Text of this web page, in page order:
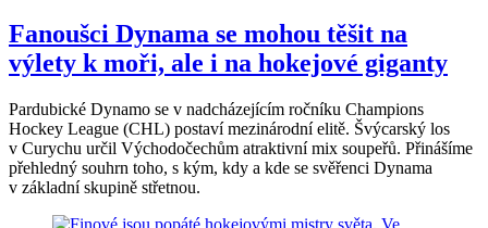
Fanoušci Dynama se mohou těšit na
výlety k moři, ale i na hokejové giganty
Pardubické Dynamo se v nadcházejícím ročníku Champions
Hockey League (CHL) postaví mezinárodní elitě. Švýcarský los
v Curychu určil Východočechům atraktivní mix soupeřů. Přinášíme
přehledný souhrn toho, s kým, kdy a kde se svěřenci Dynama
v základní skupině střetnou.